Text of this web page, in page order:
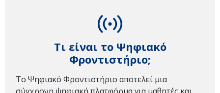
Τι είναι το Ψηφιακό
Φροντιστήριο;
Το Ψηφιακό Φροντιστήριο αποτελεί μια